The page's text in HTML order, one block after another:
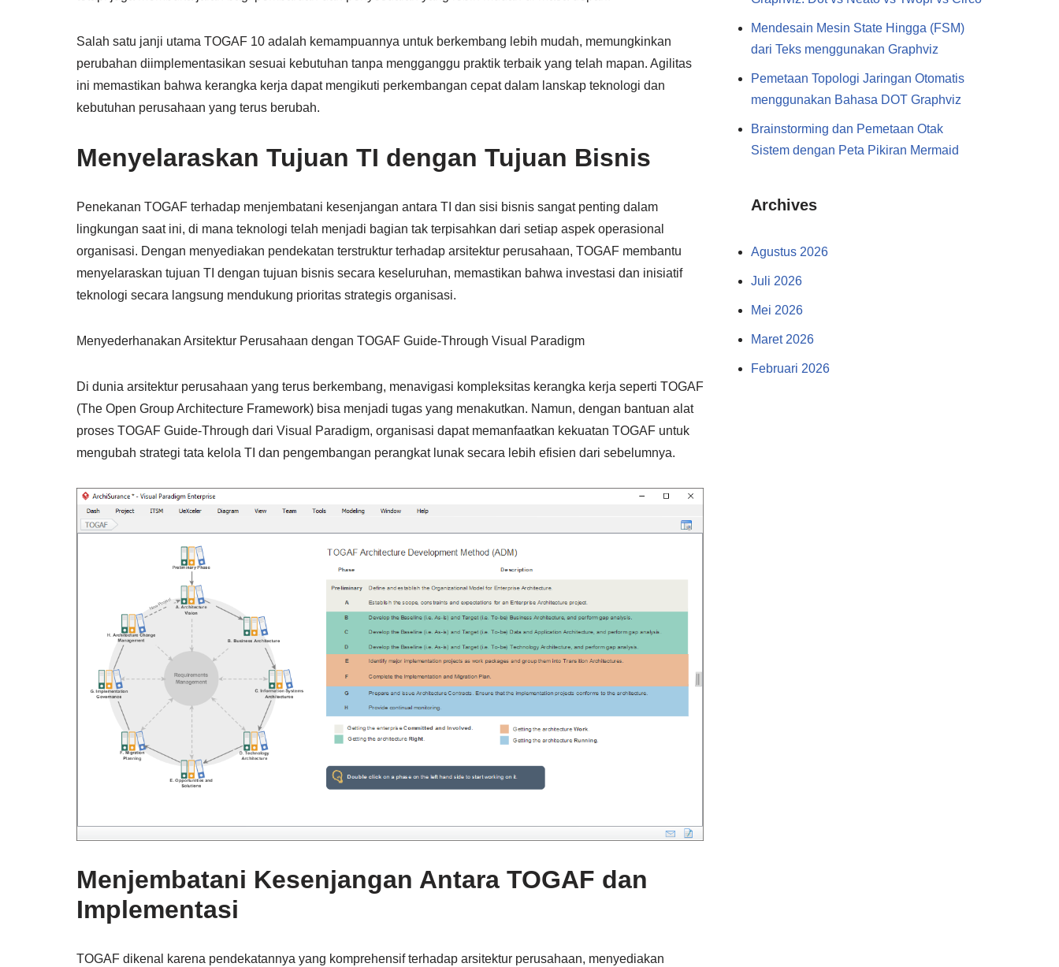
Salah satu janji utama TOGAF 10 adalah kemampuannya untuk berkembang lebih mudah, memungkinkan
perubahan diimplementasikan sesuai kebutuhan tanpa mengganggu praktik terbaik yang telah mapan. Agilitas
ini memastikan bahwa kerangka kerja dapat mengikuti perkembangan cepat dalam lanskap teknologi dan
kebutuhan perusahaan yang terus berubah.
Menyelaraskan Tujuan TI dengan Tujuan Bisnis
Penekanan TOGAF terhadap menjembatani kesenjangan antara TI dan sisi bisnis sangat penting dalam
lingkungan saat ini, di mana teknologi telah menjadi bagian tak terpisahkan dari setiap aspek operasional
organisasi. Dengan menyediakan pendekatan terstruktur terhadap arsitektur perusahaan, TOGAF membantu
menyelaraskan tujuan TI dengan tujuan bisnis secara keseluruhan, memastikan bahwa investasi dan inisiatif
teknologi secara langsung mendukung prioritas strategis organisasi.
Menyederhanakan Arsitektur Perusahaan dengan TOGAF Guide-Through Visual Paradigm
Di dunia arsitektur perusahaan yang terus berkembang, menavigasi kompleksitas kerangka kerja seperti TOGAF
(The Open Group Architecture Framework) bisa menjadi tugas yang menakutkan. Namun, dengan bantuan alat
proses TOGAF Guide-Through dari Visual Paradigm, organisasi dapat memanfaatkan kekuatan TOGAF untuk
mengubah strategi tata kelola TI dan pengembangan perangkat lunak secara lebih efisien dari sebelumnya.
Menjembatani Kesenjangan Antara TOGAF dan
Implementasi
TOGAF dikenal karena pendekatannya yang komprehensif terhadap arsitektur perusahaan, menyediakan
Mendesain Mesin State Hingga (FSM)
dari Teks menggunakan Graphviz
Pemetaan Topologi Jaringan Otomatis
menggunakan Bahasa DOT Graphviz
Brainstorming dan Pemetaan Otak
Sistem dengan Peta Pikiran Mermaid
Archives
Agustus 2026
Juli 2026
Mei 2026
Maret 2026
Februari 2026